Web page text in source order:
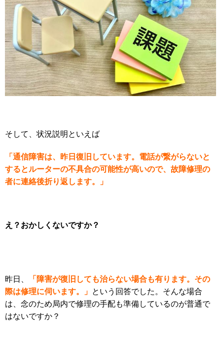
そして、状況説明といえば
「通信障害は、昨日復旧しています。電話が繋がらないと
するとルーターの不具合の可能性が高いので、故障修理の
者に連絡後折り返します。」
え？おかしくないですか？
昨日、
「障害が復旧しても治らない場合も有ります。その
際は修理に伺います。」 という回答でした。そんな場合
は、念のため局内で修理の手配も準備しているのが普通で
はないですか？